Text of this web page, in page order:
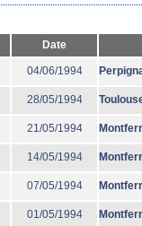
Date
04/06/1994
28/05/1994
21/05/1994
14/05/1994
07/05/1994
01/05/1994